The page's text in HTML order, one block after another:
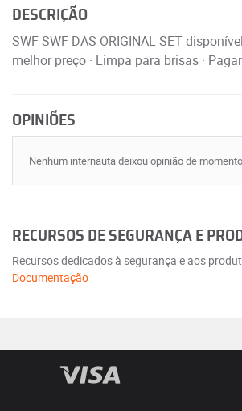
DESCRIÇÃO
SWF SWF DAS ORIGINAL SET
melhor preço · Limpa para brisas ·
OPINIÕES
Nenhum internauta deixou opinião de
RECURSOS DE SEGURANÇA E
Recursos dedicados à segurança e aos
Documentação